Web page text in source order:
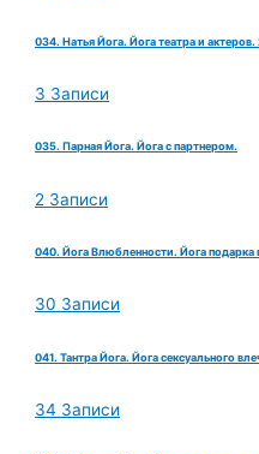
034. Натья Йога. Йога театра и
3 Записи
035. Парная Йога. Йога с партнером.
2 Записи
040. Йога Влюбленности. Йога подарка
30 Записи
041. Тантра Йога. Йога сексуального
34 Записи